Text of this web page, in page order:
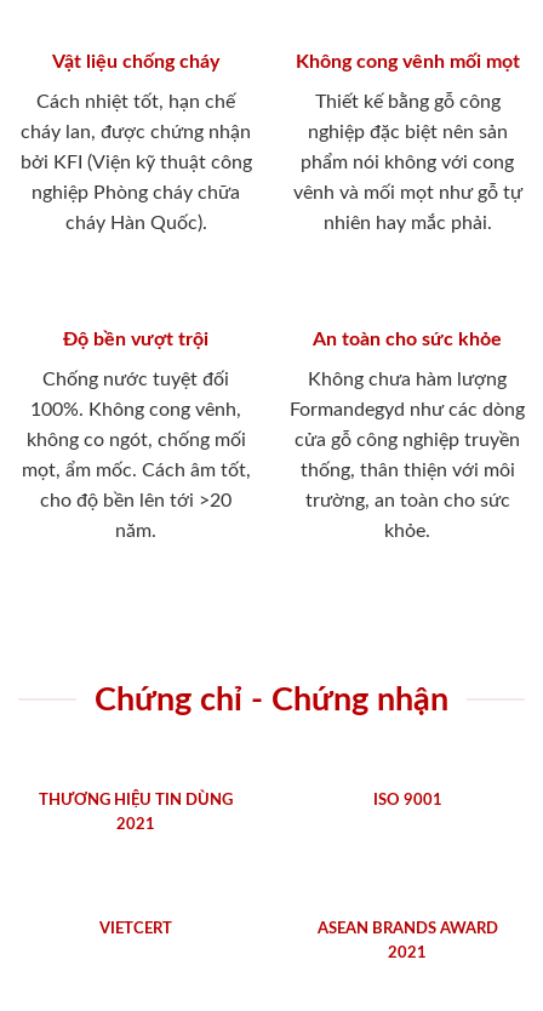
Vật liệu chống cháy
Cách nhiệt tốt, hạn chế
cháy lan, được chứng nhận
bởi KFI (Viện kỹ thuật công
nghiệp Phòng cháy chữa
cháy Hàn Quốc).
Không cong vênh mối mọt
Thiết kế bằng gỗ công
nghiệp đặc biệt nên sản
phẩm nói không với cong
vênh và mối mọt như gỗ tự
nhiên hay mắc phải.
Độ bền vượt trội
Chống nước tuyệt đối
100%. Không cong vênh,
không co ngót, chống mối
mọt, ẩm mốc. Cách âm tốt,
cho độ bền lên tới >20
năm.
An toàn cho sức khỏe
Không chưa hàm lượng
Formandegyd như các dòng
cửa gỗ công nghiệp truyền
thống, thân thiện với môi
trường, an toàn cho sức
khỏe.
Chứng chỉ - Chứng nhận
THƯƠNG HIỆU TIN DÙNG
2021
ISO 9001
VIETCERT
ASEAN BRANDS AWARD
2021